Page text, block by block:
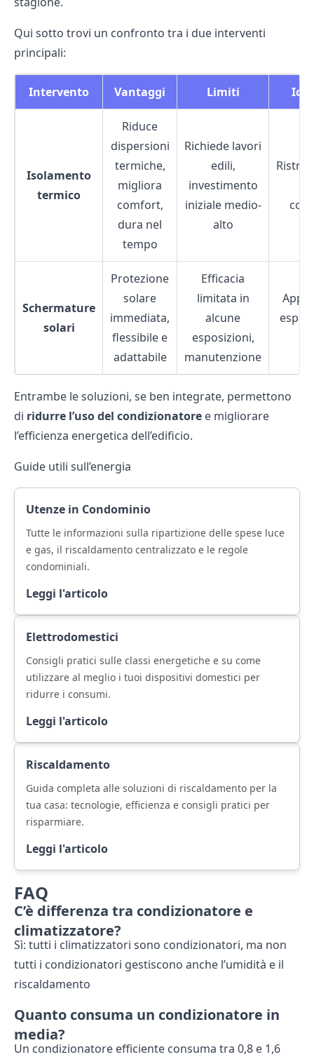
Qui sotto trovi un confronto tra i due interventi
principali:
Intervento Vantaggi Limiti
Isolamento
termico
Riduce
dispersioni
termiche,
migliora
comfort,
dura nel
tempo
Richiede lavori
edili,
investimento
iniziale medio-
alto
Schermature
solari
Protezione
solare
immediata,
flessibile e
adattabile
Efficacia
limitata in
alcune
esposizioni,
manutenzione
Entrambe le soluzioni, se ben integrate, permettono
di ridurre l’uso del condizionatore e migliorare
l’efficienza energetica dell’edificio.
Guide utili sull’energia
Utenze in Condominio
Tutte le informazioni sulla ripartizione delle spese luce
e gas, il riscaldamento centralizzato e le regole
condominiali.
Leggi l'articolo
Elettrodomestici
Consigli pratici sulle classi energetiche e su come
utilizzare al meglio i tuoi dispositivi domestici per
ridurre i consumi.
Leggi l'articolo
Riscaldamento
Guida completa alle soluzioni di riscaldamento per la
tua casa: tecnologie, efficienza e consigli pratici per
risparmiare.
Leggi l'articolo
FAQ
C’è differenza tra condizionatore e
climatizzatore?
Sì: tutti i climatizzatori sono condizionatori, ma non
tutti i condizionatori gestiscono anche l’umidità e il
riscaldamento
Quanto consuma un condizionatore in
media?
Un condizionatore efficiente consuma tra 0,8 e 1,6